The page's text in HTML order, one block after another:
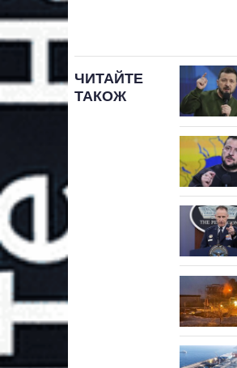
ЧИТАЙТЕ
ТАКОЖ